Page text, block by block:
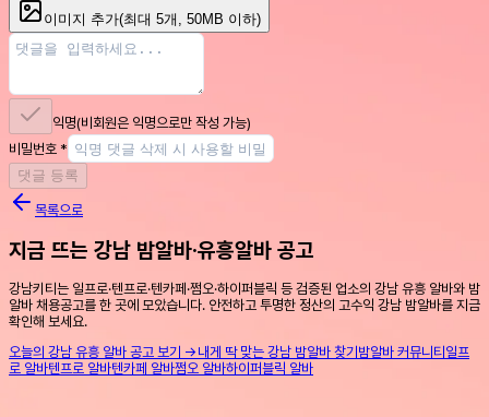
이미지 추가(최대 5개, 50MB 이하)
익명(비회원은 익명으로만 작성 가능)
비밀번호 *
댓글 등록
목록으로
지금 뜨는 강남 밤알바·유흥알바 공고
강남키티는 일프로·텐프로·텐카페·쩜오·하이퍼블릭 등 검증된 업소의 강남 유흥 알바와 밤
알바 채용공고를 한 곳에 모았습니다. 안전하고 투명한 정산의 고수익 강남 밤알바를 지금
확인해 보세요.
오늘의 강남 유흥 알바 공고 보기 → 내게 딱 맞는 강남 밤알바 찾기 밤알바 커뮤니티 일프
로 알바텐프로 알바텐카페 알바쩜오 알바하이퍼블릭 알바